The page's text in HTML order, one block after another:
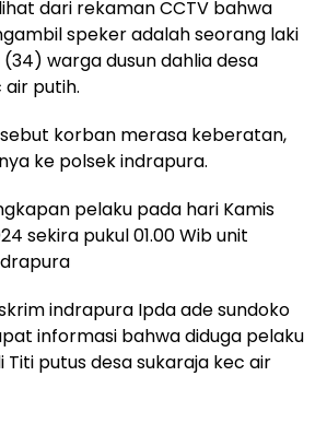
dari rekaman CCTV bahwa
speker adalah seorang laki
(34) warga dusun dahlia desa
putih.
korban merasa keberatan,
ke polsek indrapura.
pelaku pada hari Kamis
sekira pukul 01.00 Wib unit
indrapura Ipda ade sundoko
informasi bahwa diduga pelaku
putus desa sukaraja kec air